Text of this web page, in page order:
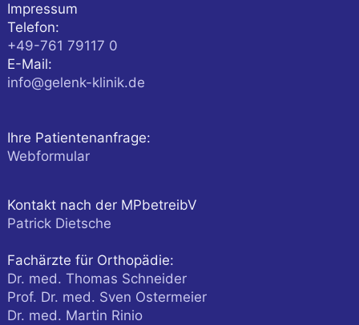
Impressum
Telefon:
+49-761 79117 0
E-Mail:
info@gelenk-klinik.de
Ihre Patientenanfrage:
Webformular
Kontakt nach der MPbetreibV
Patrick Dietsche
Fachärzte für Orthopädie:
Dr. med. Thomas Schneider
Prof. Dr. med. Sven Ostermeier
Dr. med. Martin Rinio